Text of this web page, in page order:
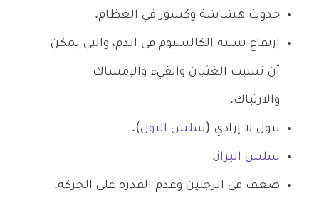
حدوث هشاشة وكسور في العظام.
ارتفاع نسبة الكالسيوم في الدم، والتي يمكن
أن تسبب الغثيان والقيء والإمساك
والارتباك.
تبول لا إرادي ( سلس البول).
سلس البراز.
ضعف في الرجلين وعدم القدرة على الحركة.